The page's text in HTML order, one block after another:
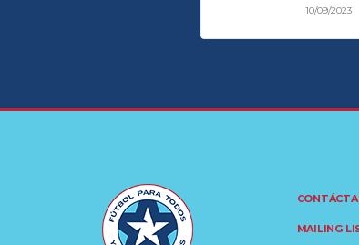
10/09/2023
MAILING